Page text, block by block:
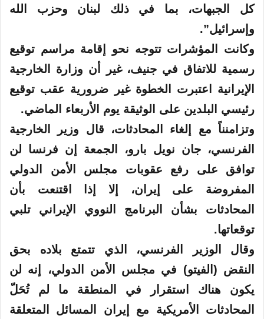
كل الجبهات، بما في ذلك لبنان وحزب الله
وإسرائيل”.
وكانت المؤشرات تتوجه نحو إقامة مراسم توقيع
رسمية للاتفاق في جنيف، غير أن وزارة الخارجية
الإيرانية اعتبرت الخطوة غير ضرورية عقب توقيع
رئيسي البلدين على الوثيقة يوم الأربعاء الماضي.
وتزامنناً مع إلغاء المحادثات، قال وزير الخارجية
الفرنسي، جان نويل بارو، الجمعة إن فرنسا لن
توافق على رفع عقوبات مجلس الأمن الدولي
المفروضة على إيران، إلا إذا اقتنعت بأن
المحادثات بشأن البرنامج النووي الإيراني تلبي
توقعاتها.
وقال الوزير الفرنسي، الذي تتمتع بلاده بحق
النقض (الفيتو) في مجلس الأمن الدولي، إنه لن
يكون هناك استقرار في المنطقة ما لم تُحَلّ
المحادثات الأمريكية مع إيران المسائل المتعلقة